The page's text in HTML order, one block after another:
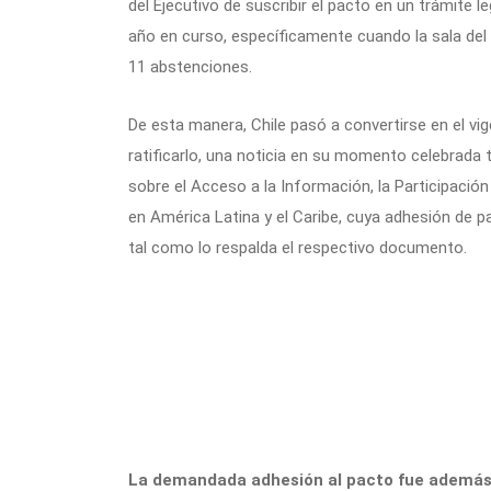
del Ejecutivo de suscribir el pacto en un trámite
año en curso, específicamente cuando la sala
11 abstenciones.
De esta manera, Chile pasó a convertirse en el
ratificarlo, una noticia en su momento celebrada
sobre el Acceso a la Información, la
en América Latina y el Caribe, cuya adhesión de
tal como lo respalda el respectivo documento.
La demandada adhesión al pacto fue